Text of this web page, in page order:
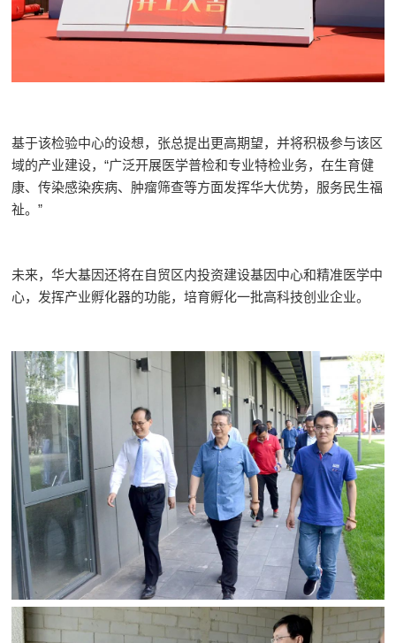
基于该检验中心的设想，张总提出更高期望，并将积极参与该区
域的产业建设，“广泛开展医学普检和专业特检业务，在生育健
康、传染感染疾病、肿瘤筛查等方面发挥华大优势，服务民生福
祉。”
未来，华大基因还将在自贸区内投资建设基因中心和精准医学中
心，发挥产业孵化器的功能，培育孵化一批高科技创业企业。